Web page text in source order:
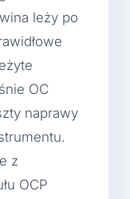
leży po
OC
naprawy
z
OCP